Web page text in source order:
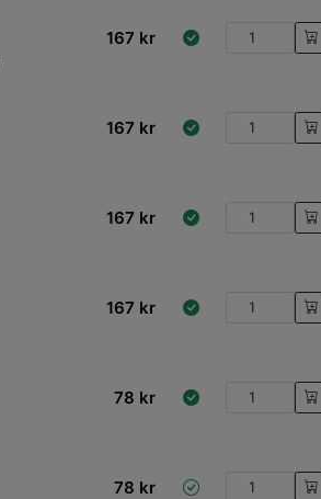
167 kr
167 kr
167 kr
167 kr
78 kr
78 kr